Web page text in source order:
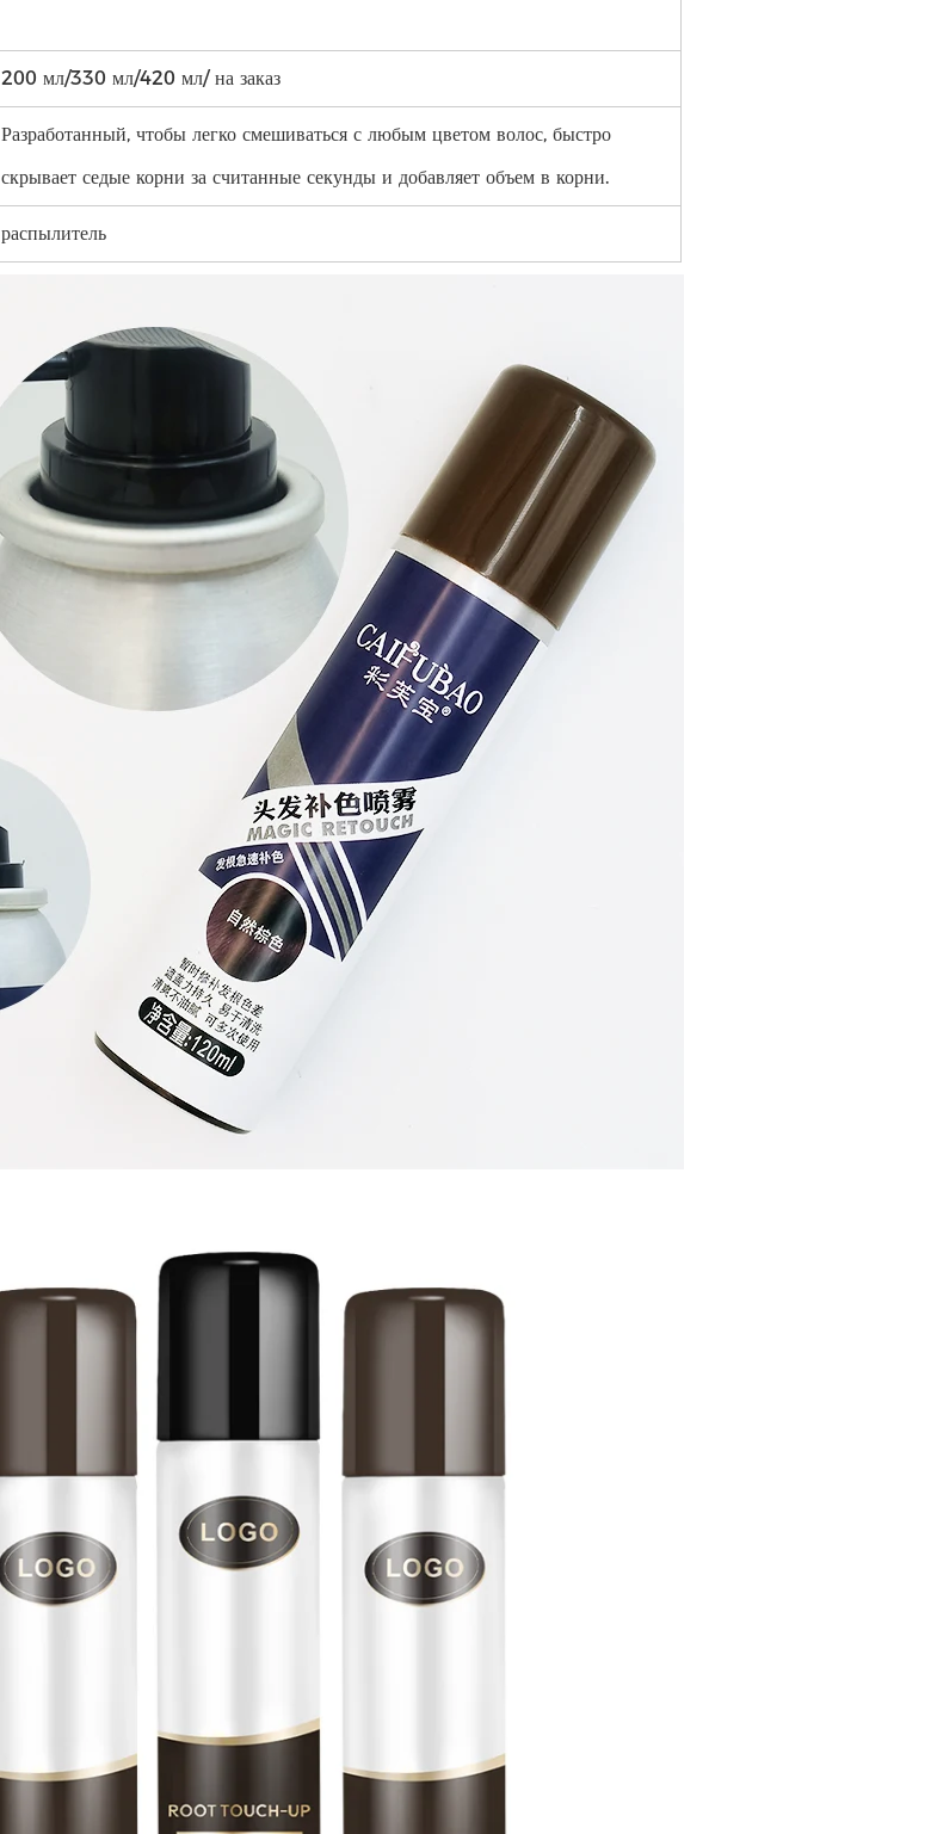
200 мл/330 мл/420 мл/ на заказ
Разработанный, чтобы легко смешиваться с любым цветом волос, быстро
скрывает седые корни за считанные секунды и добавляет объем в корни.
распылитель